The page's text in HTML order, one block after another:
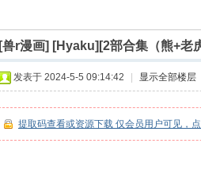
›
[兽r漫画] [Hyaku][2部合集（熊+老
发表于 2024-5-5 09:14:42 显示全部楼层
提取码查看或资源下载 仅会员用户可见，